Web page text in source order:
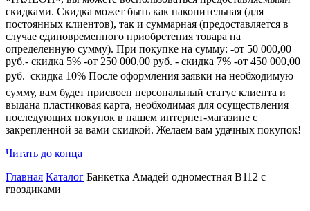
скидками. Скидка может быть как накопительная (для
постоянных клиентов), так и суммарная (предоставляется в
случае единовременного приобретения товара на
определенную сумму). При покупке на сумму: -от 50 000,00
руб.- скидка 5% -от 250 000,00 руб. - скидка 7% -от 450 000,00
руб.  скидка 10% После оформления заявки на необходимую
сумму, вам будет присвоен персональный статус клиента и
выдана пластиковая карта, необходимая для осуществления
последующих покупок в нашем интернет-магазине с
закрепленной за вами скидкой. Желаем вам удачных покупок!
Читать до конца
Главная Каталог Банкетка Амадей одноместная B112 с
гвоздиками